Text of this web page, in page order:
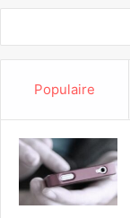
Populaire